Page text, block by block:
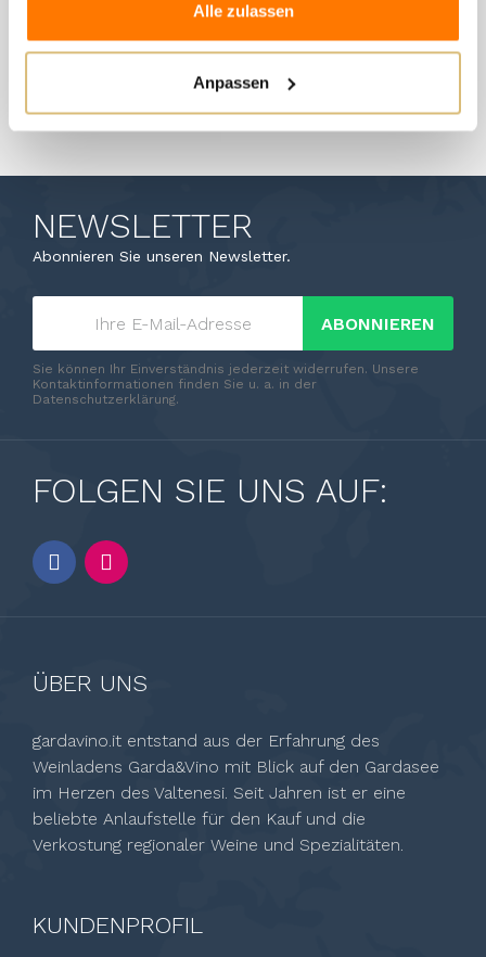
Alle zulassen
Anpassen
Zum Seitenanfang
NEWSLETTER
Abonnieren Sie unseren Newsletter.
ABONNIEREN
Sie können Ihr Einverständnis jederzeit widerrufen. Unsere
Kontaktinformationen finden Sie u. a. in der
Datenschutzerklärung.
FOLGEN SIE UNS AUF:
ÜBER UNS
gardavino.it entstand aus der Erfahrung des
Weinladens Garda&Vino mit Blick auf den Gardasee
im Herzen des Valtenesi. Seit Jahren ist er eine
beliebte Anlaufstelle für den Kauf und die
Verkostung regionaler Weine und Spezialitäten.
KUNDENPROFIL